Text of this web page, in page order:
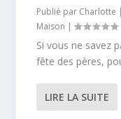
Publié par Charlotte |
Maison |
Si vous ne savez
fête des pères,
LIRE LA SUITE